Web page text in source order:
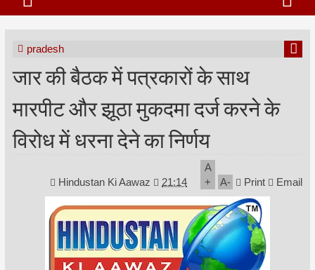
pradesh
जार की बैठक में पत्रकारों के साथ
मारपीट और झूठा मुकदमा दर्ज करने के
विरोध में धरना देने का निर्णय
Hindustan Ki Aawaz 21:14
A
+
A- Print Email